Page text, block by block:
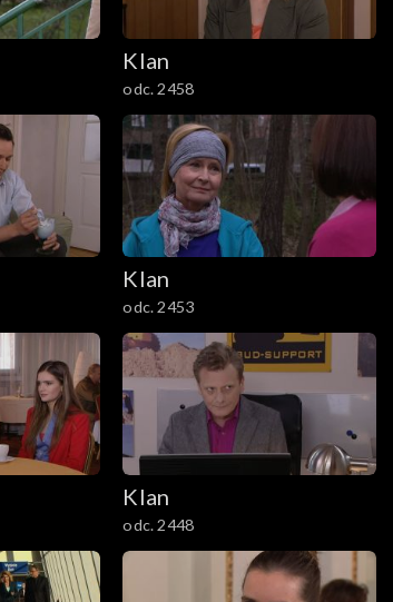
Klan
odc. 2458
Klan
odc. 2453
Klan
odc. 2448